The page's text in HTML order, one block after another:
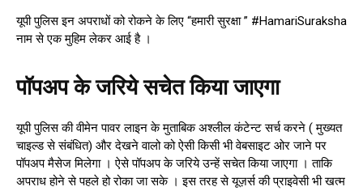
यूपी पुलिस इन अपराधों को रोकने के लिए “हमारी सुरक्षा ” #HamariSuraksha
नाम से एक मुहिम लेकर आई है ।
पॉपअप के जरिये सचेत किया जाएगा
यूपी पुलिस की वीमेन पावर लाइन के मुताबिक अश्लील कंटेन्ट सर्च करने ( मुख्यत
चाइल्ड से संबंधित) और देखने वालो को ऐसी किसी भी वेबसाइट ओर जाने पर
पॉपअप मैसेज मिलेगा । ऐसे पॉपअप के जरिये उन्हें सचेत किया जाएगा । ताकि
अपराध होने से पहले हो रोका जा सके । इस तरह से यूज़र्स की प्राइवेसी भी खत्म